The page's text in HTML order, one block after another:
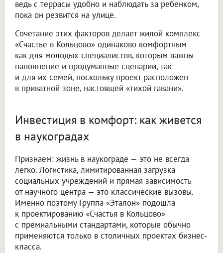
ведь с террасы удобно и наблюдать за ребенком,
пока он резвится на улице.
Сочетание этих факторов делает жилой комплекс
«Счастье в Кольцово» одинаково комфортным
как для молодых специалистов, которым важны
наполнение и продуманные сценарии, так
и для их семей, поскольку проект расположен
в приватной зоне, настоящей «тихой гавани».
Инвестиция в комфорт: как живется
в наукоградах
Признаем: жизнь в наукограде — это не всегда
легко. Логистика, лимитированная загрузка
социальных учреждений и прямая зависимость
от научного центра — это классические вызовы.
Именно поэтому Группа «Эталон» подошла
к проектированию «Счастья в Кольцово»
с премиальными стандартами, которые обычно
применяются только в столичных проектах бизнес-
класса.